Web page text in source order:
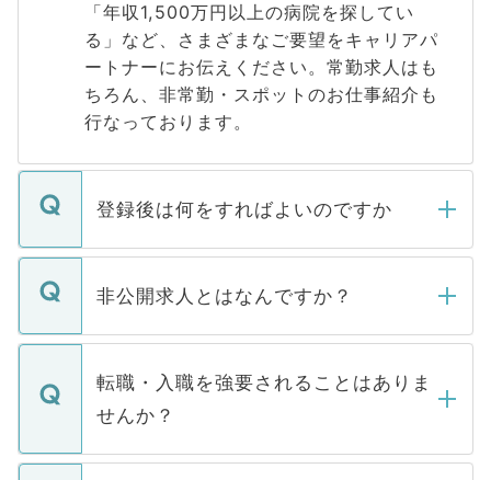
「年収1,500万円以上の病院を探してい
る」など、さまざまなご要望をキャリアパ
ートナーにお伝えください。常勤求人はも
ちろん、非常勤・スポットのお仕事紹介も
行なっております。
登録後は何をすればよいのですか
ご登録いただきましたら、弊社担当者がご
登録内容を確認し、その後メールもしくは
ます。通常、5営業日以内にはご連絡をせて
いただきますので、しばらくお待ちくださ
非公開求人とはなんですか？
マイナビDOCTORで取り扱っている求人の
うち約3割は、Webサイトからご覧いただ
けない「非公開求人」です。非公開求人は
下記の理由によって、一般には公開してい
ません。
転職・入職を強要されることはありま
せんか？
転職・入職を強要することは一切ありませ